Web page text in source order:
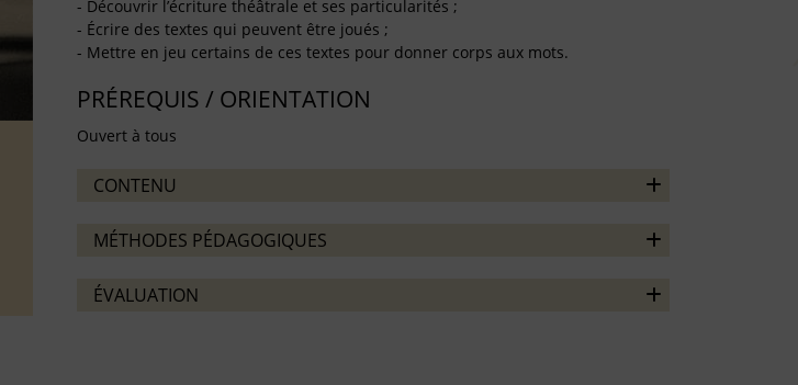
- Découvrir l’écriture théâtrale et ses particularités ;
- Écrire des textes qui peuvent être joués ;
- Mettre en jeu certains de ces textes pour donner corps aux mots.
PRÉREQUIS / ORIENTATION
Ouvert à tous
CONTENU
MÉTHODES PÉDAGOGIQUES
ÉVALUATION